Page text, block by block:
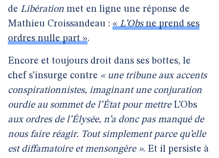
de Libération met en ligne une réponse de
Mathieu Croissandeau : «L’Obsne prend ses
ordres nulle part ».
Encore et toujours droit dans ses bottes, le
chef s’insurge contre « une tribune aux accents
conspirationnistes, imaginant une conjuration
ourdie au sommet de l’État pour mettre L’Obs
aux ordres de l’Élysée, n’a donc pas manqué de
nous faire réagir. Tout simplement parce qu’elle
est diffamatoire et mensongère ». Et il persiste à